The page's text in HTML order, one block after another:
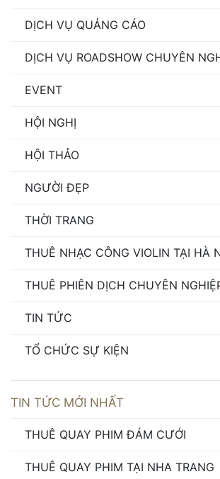
DỊCH VỤ QUẢNG CÁO
DỊCH VỤ ROADSHOW CHUYÊN
EVENT
HỘI NGHỊ
HỘI THẢO
NGƯỜI ĐẸP
THỜI TRANG
THUÊ NHẠC CÔNG VIOLIN TẠI HÀ
THUÊ PHIÊN DỊCH CHUYÊN
TIN TỨC
TỔ CHỨC SỰ KIỆN
TIN TỨC MỚI NHẤT
THUÊ QUAY PHIM ĐÁM CƯỚI
THUÊ QUAY PHIM TẠI NHA TRANG